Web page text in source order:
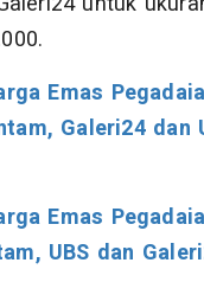
Emas
Galeri24 dan
Emas
UBS dan